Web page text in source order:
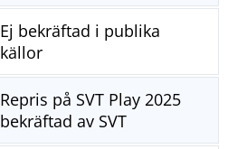
Ej bekräftad i publika
källor
Repris på SVT Play 2025
bekräftad av SVT